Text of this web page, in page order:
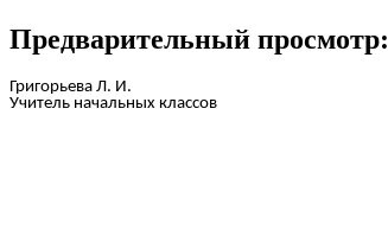
Предварительный просмотр:
Григорьева Л. И.
Учитель начальных классов